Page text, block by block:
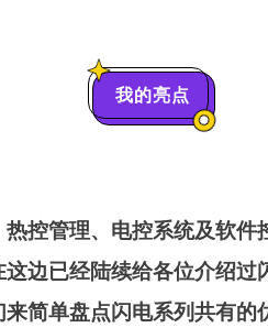
我的亮点
控管理、电控系统及软件
这边已经陆续给各位介绍过
来简单盘点闪电系列共有的